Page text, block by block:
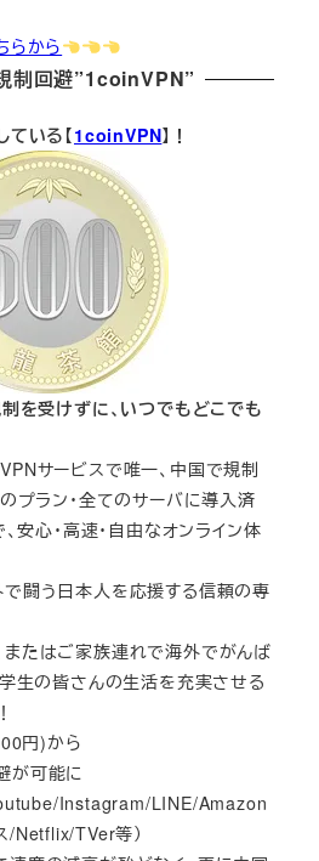
らから
制回避”1coinVPN”
ている【1coinVPN】！
を受けずに、いつでもどこでも
サービスで唯一、中国で規制
プラン・全てのサーバに導入済
、安心・高速・自由なオンライン体
で闘う日本人を応援する信頼の専
またはご家族連れで海外でがんば
生の皆さんの生活を充実させる
円)から
が可能に
Instagram/LINE/Amazon
/Netflix/TVer等）